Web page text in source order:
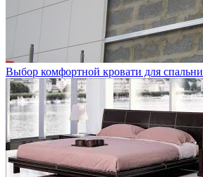
Выбор комфортной кровати для спальни